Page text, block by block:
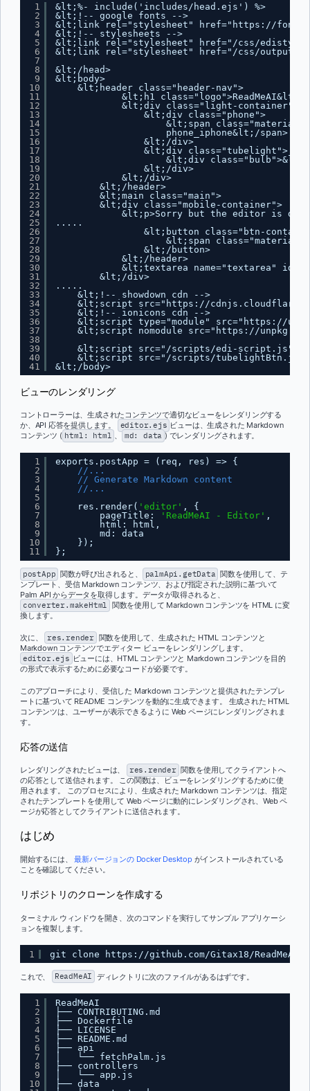
1
2
3
4
5
6
7
8
9
10
11
12
13
14
15
16
17
18
19
20
21
22
23
24
25
26
27
28
29
30
31
32
33
34
35
36
37
38
39
40
41
&lt;%- include('includes/head.ejs') %>
&lt;!-- google fonts -->
&lt;link rel="stylesheet" href=" https://
&lt;!-- stylesheets -->
&lt;link rel="stylesheet" href="/css/
&lt;link rel="stylesheet" href="/css/
&lt;/head>
&lt;body>
&lt;header class="header-nav">
&lt;h1 class="logo">ReadMeAI&lt;/
&lt;div class="light-container">
&lt;div class="phone">
&lt;span class="material-
phone_iphone&lt;/span>
&lt;/div>
&lt;div class="tubelight">
&lt;div class="bulb">&lt;/
&lt;/div>
&lt;/div>
&lt;/header>
&lt;main class="main">
&lt;div class="mobile-container">
&lt;p>Sorry but the editor is
.....
&lt;button class="btn-
&lt;span class="material-
&lt;/button>
&lt;/header>
&lt;textarea name="textarea"
&lt;/div>
.....
&lt;!-- showdown cdn -->
&lt;script src=" https://
&lt;!-- ionicons cdn -->
&lt;script type="module" src=" https://
&lt;script nomodule src=" https://
&lt;script src="/scripts/edi-
&lt;script src="/scripts/
&lt;/body>
ビューのレンダリング
コントローラーは、生成されたコンテンツで適切なビューをレンダリングする
か、API 応答を提供します。
editor.ejs ビューは、生成された Markdown
コンテンツ ( html: html 、 md: data ) でレンダリングされます。
1
2
3
4
5
6
7
8
9
10
11
exports.postApp = (req, res) => {
//...
// Generate Markdown content
//...
res.render( 'editor' , {
pageTitle:
'ReadMeAI - Editor' ,
html: html,
md: data
});
};
postApp 関数が呼び出されると、 palmApi.getData 関数を使用して、テ
ンプレート、受信 Markdown コンテンツ、および指定された説明に基づいて
Palm API からデータを取得します。データが取得されると、
converter.makeHtml 関数を使用して Markdown コンテンツを HTML に変
換します。
次に、 res.render 関数を使用して、生成された HTML コンテンツと
Markdown コンテンツでエディター ビューをレンダリングします。
editor.ejs ビューには、HTML コンテンツと Markdown コンテンツを目的
の形式で表示するために必要なコードが必要です。
このアプローチにより、受信した Markdown コンテンツと提供されたテンプレ
ートに基づいて README コンテンツを動的に生成できます。 生成された HTML
コンテンツは、ユーザーが表示できるように Web ページにレンダリングされま
す。
応答の送信
レンダリングされたビューは、 res.render 関数を使用してクライアントへ
の応答として送信されます。 この関数は、ビューをレンダリングするために使
用されます。 このプロセスにより、生成された Markdown コンテンツは、指定
されたテンプレートを使用して Web ページに動的にレンダリングされ、Web ペ
ージが応答としてクライアントに送信されます。
はじめ
開始するには、最新バージョンの Docker Desktop がインストールされている
ことを確認してください。
リポジトリのクローンを作成する
ターミナル ウィンドウを開き、次のコマンドを実行してサンプル アプリケーシ
ョンを複製します。
1 git clone https://github.com/Gitax18/ReadMeAI
これで、 ReadMeAI ディレクトリに次のファイルがあるはずです。
1
2
3
4
5
6
7
8
9
10
ReadMeAI
├── CONTRIBUTING.md
├── Dockerfile
├── LICENSE
├── README.md
├── api
│   └── fetchPalm.js
├── controllers
│   └── app.js
├── data